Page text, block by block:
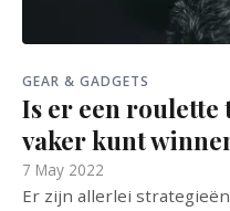
GEAR & GADGETS
Is er een roulette
vaker kunt
7 May 2022
Er zijn allerlei